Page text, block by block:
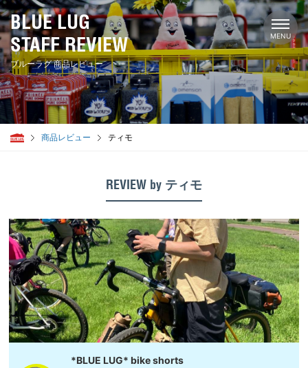
BLUE LUG
STAFF REVIEW
ブルーラグ 商品レビュー
商品レビュー ティモ
STAFF
ミンミン ダンカン
上馬
谷ファン サンタ 一周 ジャッキー シャミ
代々木公園
トミー カリカリ サンバ まっちゃん セント
鹿児島
オンラインストア
ウエンツ
REVIEW by ティモ
*BLUE LUG* bike shorts